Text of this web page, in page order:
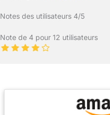
Notes des utilisateurs 4/5
Note de 4 pour 12 utilisateurs